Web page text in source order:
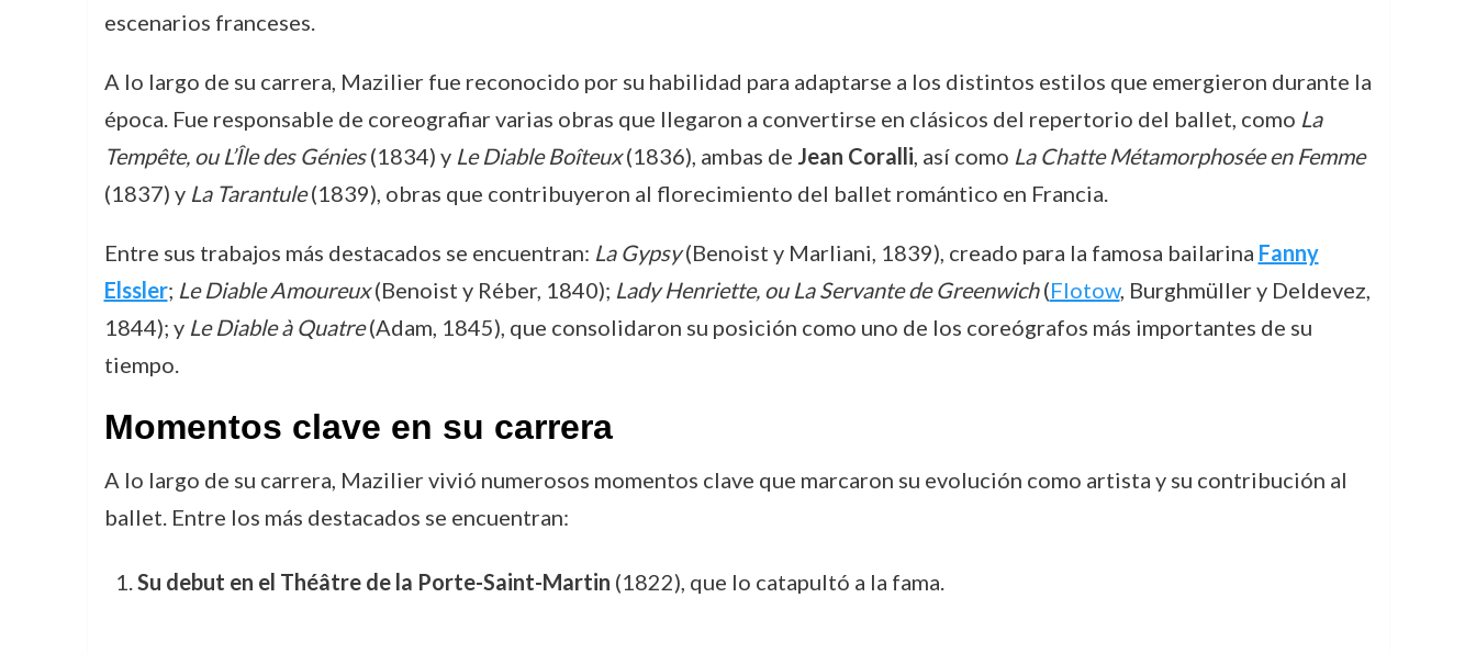
escenarios franceses.
A lo largo de su carrera, Mazilier fue reconocido por su habilidad para adaptarse a los distintos estilos que emergieron durante la
época. Fue responsable de coreografiar varias obras que llegaron a convertirse en clásicos del repertorio del ballet, como La
Tempête, ou L’Île des Génies(1834) y Le Diable Boîteux(1836), ambas de Jean Coralli, así como La Chatte Métamorphosée en Femme
(1837) y La Tarantule(1839), obras que contribuyeron al florecimiento del ballet romántico en Francia.
Entre sus trabajos más destacados se encuentran: La Gypsy(Benoist y Marliani, 1839), creado para la famosa bailarina Fanny
Elssler; Le Diable Amoureux(Benoist y Réber, 1840); Lady Henriette, ou La Servante de Greenwich(Flotow, Burghmüller y Deldevez,
1844); y Le Diable à Quatre(Adam, 1845), que consolidaron su posición como uno de los coreógrafos más importantes de su
tiempo.
Momentos clave en su carrera
A lo largo de su carrera, Mazilier vivió numerosos momentos clave que marcaron su evolución como artista y su contribución al
ballet. Entre los más destacados se encuentran:
Su debut en el Théâtre de la Porte-Saint-Martin (1822), que lo catapultó a la fama.